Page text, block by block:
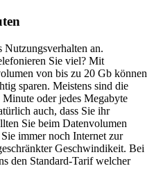
Nutzungsverhalten an.
Sie viel? Mit
von bis zu 20 Gb können
sparen. Meistens sind die
oder jedes Megabyte
auch, dass Sie ihr
Sie beim Datenvolumen
immer noch Internet zur
Geschwindikeit. Bei
den Standard-Tarif welcher